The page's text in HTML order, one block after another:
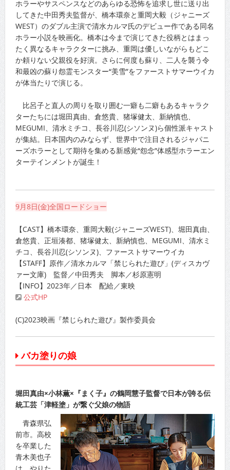
ホラーやサスペンスなどのあらゆる恐怖を追求し世に送り出
してきた中田秀夫監督が、橋本環奈と重岡大毅（ジャニーズ
WEST）のダブル主演で清水カルマ氏のデビュー作である同名
ホラー小説を映画化。橋本は今まで演じてきた役柄とはまっ
たく異なるキャラクターに挑み、重岡は優しいながらもどこ
か頼りない父親役を好演。さらに何度も蘇り、二人を襲う令
和最凶の蘇り怨霊モンスター“美雪”をファーストサマーウイカ
が体当たりで演じる。
比呂子と直人の周りを取り囲む一癖も二癖もあるキャラク
ターたちには堀田真由、倉悠貴、猪塚健太、新納慎也、
MEGUMI、清水ミチコ、長谷川忍(シソンヌ)ら個性派キャスト
が集結。日本国内のみならず、世界中で注目されるジャパニ
ーズホラーとして期待を集める新感覚“怨念”体感型ホラーエン
ターテインメントが誕生！
9月8日(金)全国ロードショー
【CAST】橋本環奈、重岡大毅(ジャニーズWEST)、堀田真由、
倉悠貴、正垣湊都、猪塚健太、新納慎也、MEGUMI、清水ミ
チコ、長谷川忍(シソンヌ)、ファーストサマーウイカ
【STAFF】原作／清水カルマ「禁じられた遊び」(ディスカヴ
ァー文庫) 監督／中田秀夫 脚本／杉原憲明
【INFO】2023年／日本 配給／東映
公式HP
(C)2023映画『禁じられた遊び』製作委員会
バカ塗りの娘
堀田真由×小林薫×『まく子』の鶴岡慧子監督で日本が誇る伝
統工芸「津軽塗」が繋ぐ父娘の物語
青森県弘
前市。高校
を卒業した
青木美也子